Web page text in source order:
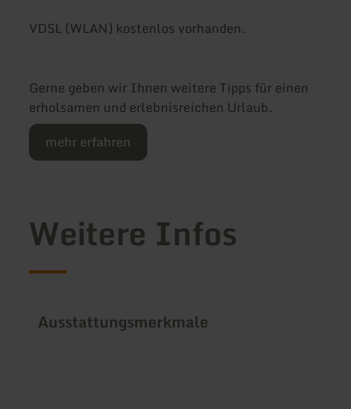
VDSL (WLAN) kostenlos vorhanden.
Gerne geben wir Ihnen weitere Tipps für einen
erholsamen und erlebnisreichen Urlaub.
mehr erfahren
Weitere Infos
Ausstattungsmerkmale